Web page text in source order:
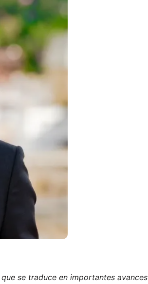
se traduce en importantes avances